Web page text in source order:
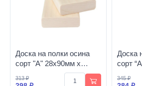
Доска на полки осина
сорт "A" 28х90мм х
313 ₽
Доска
сорт
345 ₽